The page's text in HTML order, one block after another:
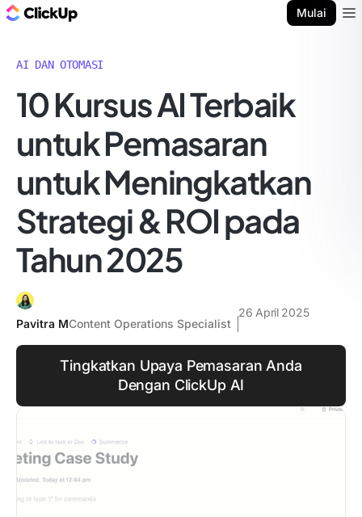
Mulai
AI DAN OTOMASI
10 Kursus AI Terbaik
untuk Pemasaran
untuk Meningkatkan
Strategi & ROI pada
Tahun 2025
Pavitra MContent Operations Specialist
26 April 2025
Tingkatkan Upaya Pemasaran Anda
Dengan ClickUp AI